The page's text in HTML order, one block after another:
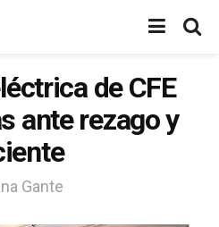
de CFE
ante rezago y
Gante